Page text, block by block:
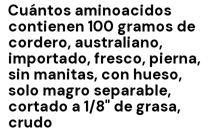
Cuántos aminoacidos
contienen 100 gramos de
cordero, australiano,
importado, fresco, pierna,
sin manitas, con hueso,
solo magro separable,
cortado a 1/8" de grasa,
crudo